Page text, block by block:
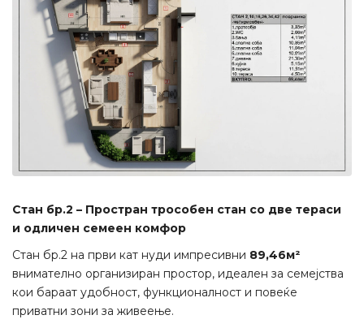
Стан бр.2 – Простран трособен стан со две тераси
и одличен семеен комфор
Стан бр.2 на први кат нуди импресивни 89,46м²
внимателно организиран простор, идеален за семејства
кои бараат удобност, функционалност и повеќе
приватни зони за живеење.